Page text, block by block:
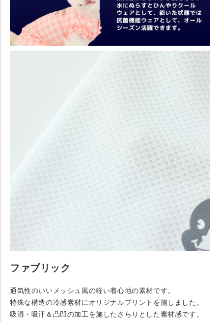
ファブリック
通気性のいいメッシュ風の軽い着心地の素材です。
特殊な構造の冷感素材にオリジナルプリントを施しました。
吸湿・吸汗＆凸凹の加工を施したさらりとした素材感です。